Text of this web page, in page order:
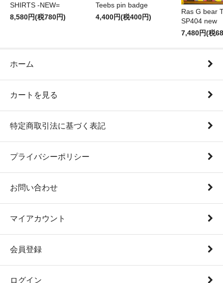
SHIRTS -NEW=
8,580円(税780円)
Teebs pin badge
4,400円(税400円)
Ras G bear
SP404 new
7,480円(税
ホーム
カートを見る
特定商取引法に基づく表記
プライバシーポリシー
お問い合わせ
マイアカウント
会員登録
ログイン